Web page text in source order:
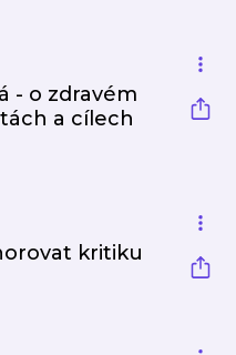
- o zdravém
a cílech
kritiku